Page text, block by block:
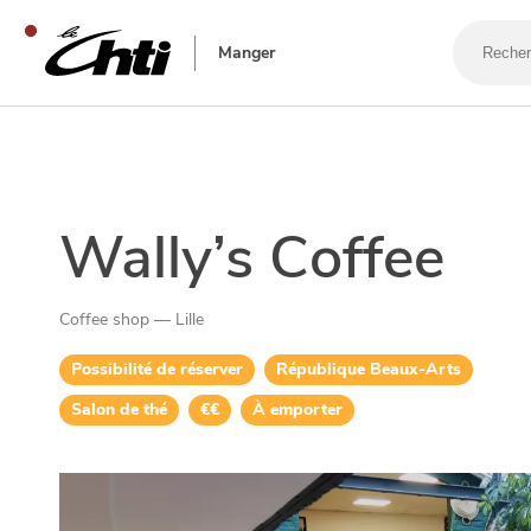
Manger
bar,
Wally’s Coffee
Coffee shop — Lille
Possibilité de réserver
République Beaux-Arts
Salon de thé
€€ À emporter